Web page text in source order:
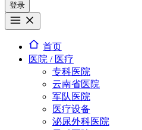
登录
首页
医院 / 医疗
专科医院
云南省医院
军队医院
医疗设备
泌尿外科医院